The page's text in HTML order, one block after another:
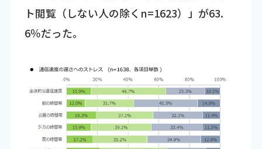
ト閲覧（しない人の除くn=1623）」が63.
6％だった。